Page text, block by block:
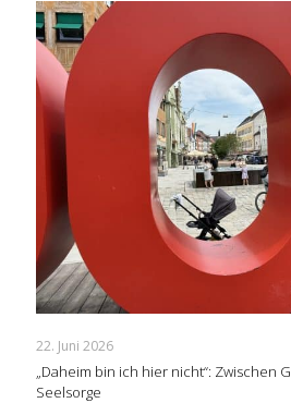
22. Juni 2026
„Daheim bin ich hier nicht“: Zwischen
Seelsorge